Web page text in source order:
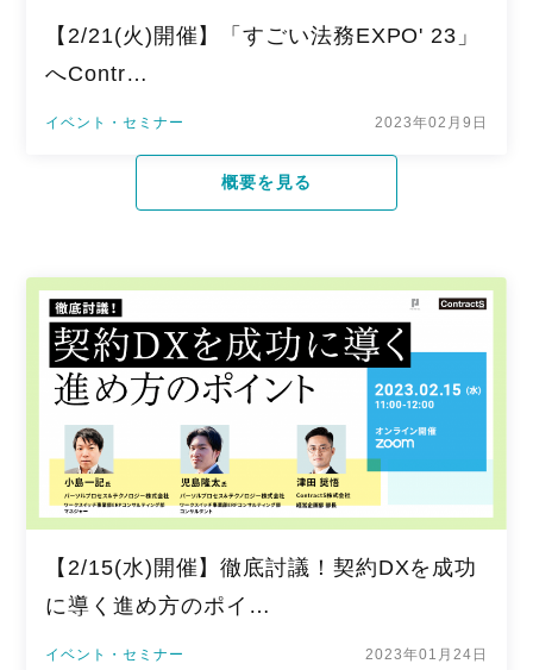
【2/21(火)開催】「すごい法務EXPO' 23」
へContr…
イベント・セミナー 2023年02月9日
概要を見る
【2/15(水)開催】徹底討議！契約DXを成功
に導く進め方のポイ…
イベント・セミナー 2023年01月24日